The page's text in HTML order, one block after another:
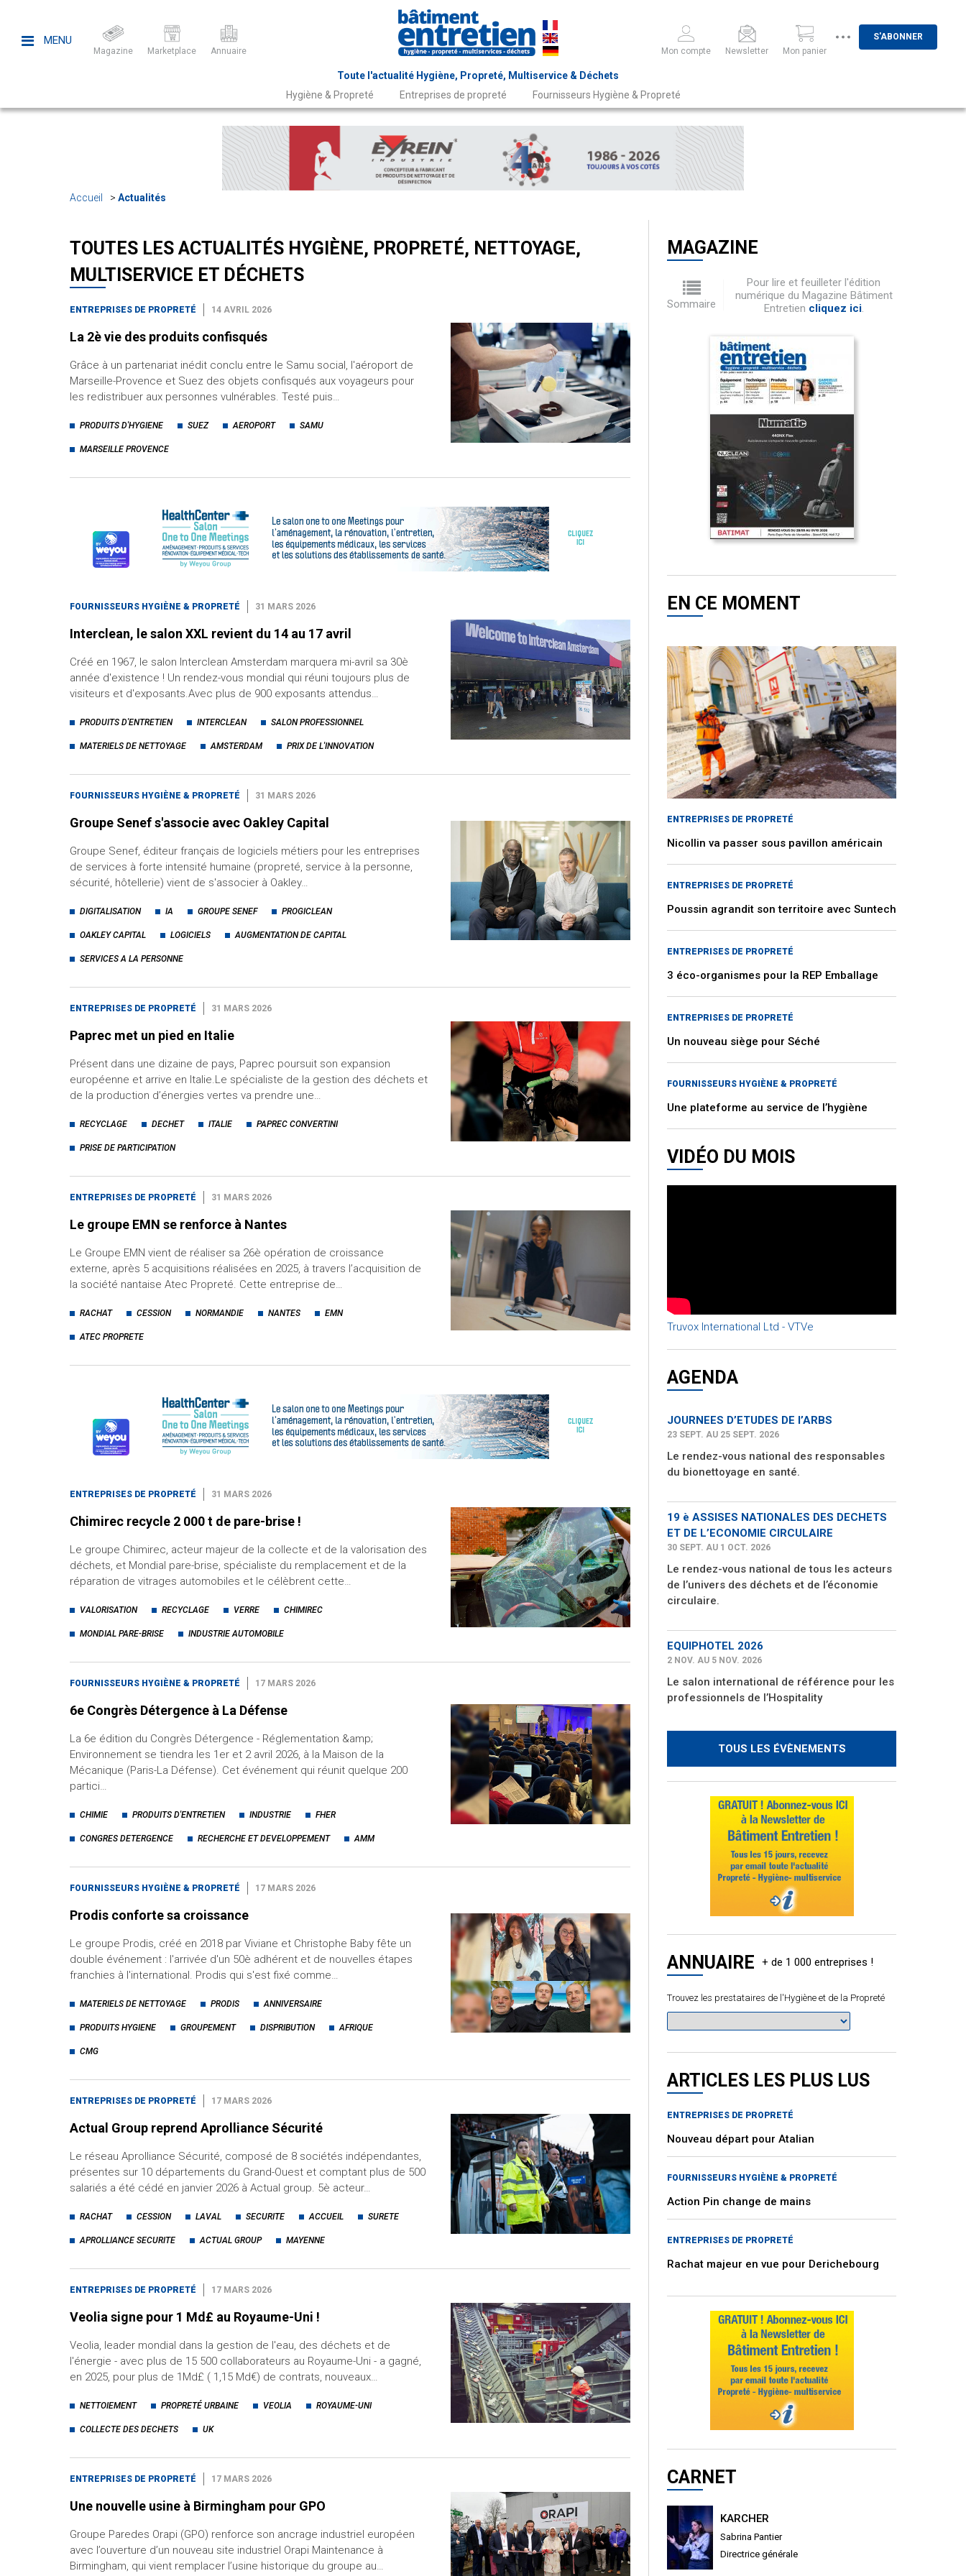
MENU
Magazine Marketplace Annuaire
Toute l'actualité Hygiène, Propreté, Multiservice & Déchets
Mon compte Newsletter Mon panier
S'ABONNER
Hygiène & Propreté Entreprises de propreté Fournisseurs Hygiène & Propreté
Accueil Actualités
TOUTES LES ACTUALITÉS HYGIÈNE, PROPRETÉ, NETTOYAGE,
MULTISERVICE ET DÉCHETS
ENTREPRISES DE PROPRETÉ 14 AVRIL 2026
La 2è vie des produits confisqués
Grâce à un partenariat inédit conclu entre le Samu social, l'aéroport de
Marseille-Provence et Suez des objets confisqués aux voyageurs pour
les redistribuer aux personnes vulnérables. Testé puis…
PRODUITS D'HYGIENE SUEZ AEROPORT SAMU
MARSEILLE PROVENCE
FOURNISSEURS HYGIÈNE & PROPRETÉ 31 MARS 2026
Interclean, le salon XXL revient du 14 au 17 avril
Créé en 1967, le salon Interclean Amsterdam marquera mi-avril sa 30è
année d'existence ! Un rendez-vous mondial qui réuni toujours plus de
visiteurs et d'exposants.Avec plus de 900 exposants attendus…
PRODUITS D'ENTRETIEN INTERCLEAN SALON PROFESSIONNEL
MATERIELS DE NETTOYAGE AMSTERDAM PRIX DE L'INNOVATION
FOURNISSEURS HYGIÈNE & PROPRETÉ 31 MARS 2026
Groupe Senef s'associe avec Oakley Capital
Groupe Senef, éditeur français de logiciels métiers pour les entreprises
de services à forte intensité humaine (propreté, service à la personne,
sécurité, hôtellerie) vient de s'associer à Oakley…
DIGITALISATION IA GROUPE SENEF PROGICLEAN
OAKLEY CAPITAL LOGICIELS AUGMENTATION DE CAPITAL
SERVICES A LA PERSONNE
ENTREPRISES DE PROPRETÉ 31 MARS 2026
Paprec met un pied en Italie
Présent dans une dizaine de pays, Paprec poursuit son expansion
européenne et arrive en Italie.Le spécialiste de la gestion des déchets et
de la production d’énergies vertes va prendre une…
RECYCLAGE DECHET ITALIE PAPREC CONVERTINI
PRISE DE PARTICIPATION
ENTREPRISES DE PROPRETÉ 31 MARS 2026
Le groupe EMN se renforce à Nantes
Le Groupe EMN vient de réaliser sa 26è opération de croissance
externe, après 5 acquisitions réalisées en 2025, à travers l’acquisition de
la société nantaise Atec Propreté. Cette entreprise de…
RACHAT CESSION NORMANDIE NANTES EMN
ATEC PROPRETE
ENTREPRISES DE PROPRETÉ 31 MARS 2026
Chimirec recycle 2 000 t de pare-brise !
Le groupe Chimirec, acteur majeur de la collecte et de la valorisation des
déchets, et Mondial pare-brise, spécialiste du remplacement et de la
réparation de vitrages automobiles et le célèbrent cette…
VALORISATION RECYCLAGE VERRE CHIMIREC
MONDIAL PARE-BRISE INDUSTRIE AUTOMOBILE
FOURNISSEURS HYGIÈNE & PROPRETÉ 17 MARS 2026
6e Congrès Détergence à La Défense
La 6e édition du Congrès Détergence - Réglementation &amp;
Environnement se tiendra les 1er et 2 avril 2026, à la Maison de la
Mécanique (Paris-La Défense). Cet événement qui réunit quelque 200
partici…
CHIMIE PRODUITS D'ENTRETIEN INDUSTRIE FHER
CONGRES DETERGENCE RECHERCHE ET DEVELOPPEMENT AMM
FOURNISSEURS HYGIÈNE & PROPRETÉ 17 MARS 2026
Prodis conforte sa croissance
Le groupe Prodis, créé en 2018 par Viviane et Christophe Baby fête un
double événement : l'arrivée d'un 50è adhérent et de nouvelles étapes
franchies à l'international. Prodis qui s'est fixé comme…
MATERIELS DE NETTOYAGE PRODIS ANNIVERSAIRE
PRODUITS HYGIENE GROUPEMENT DISPRIBUTION AFRIQUE
CMG
ENTREPRISES DE PROPRETÉ 17 MARS 2026
Actual Group reprend Aprolliance Sécurité
Le réseau Aprolliance Sécurité, composé de 8 sociétés indépendantes,
présentes sur 10 départements du Grand-Ouest et comptant plus de 500
salariés a été cédé en janvier 2026 à Actual group. 5è acteur…
RACHAT CESSION LAVAL SECURITE ACCUEIL SURETE
APROLLIANCE SECURITE ACTUAL GROUP MAYENNE
ENTREPRISES DE PROPRETÉ 17 MARS 2026
Veolia signe pour 1 Md£ au Royaume-Uni !
Veolia, leader mondial dans la gestion de l'eau, des déchets et de
l'énergie - avec plus de 15 500 collaborateurs au Royaume-Uni - a gagné,
en 2025, pour plus de 1Md£ ( 1,15 Md€) de contrats, nouveaux…
NETTOIEMENT PROPRETÉ URBAINE VEOLIA ROYAUME-UNI
COLLECTE DES DECHETS UK
ENTREPRISES DE PROPRETÉ 17 MARS 2026
Une nouvelle usine à Birmingham pour GPO
Groupe Paredes Orapi (GPO) renforce son ancrage industriel européen
avec l’ouverture d’un nouveau site industriel Orapi Maintenance à
Birmingham, qui vient remplacer l’usine historique du groupe au…
MAGAZINE
Sommaire
Pour lire et feuilleter l'édition
numérique du Magazine Bâtiment
Entretien cliquez ici.
EN CE MOMENT
ENTREPRISES DE PROPRETÉ
Nicollin va passer sous pavillon américain
ENTREPRISES DE PROPRETÉ
Poussin agrandit son territoire avec Suntech
ENTREPRISES DE PROPRETÉ
3 éco-organismes pour la REP Emballage
ENTREPRISES DE PROPRETÉ
Un nouveau siège pour Séché
FOURNISSEURS HYGIÈNE & PROPRETÉ
Une plateforme au service de l’hygiène
VIDÉO DU MOIS
Truvox International Ltd - VTVe
AGENDA
JOURNEES D’ETUDES DE l’ARBS
23 SEPT. AU 25 SEPT. 2026
Le rendez-vous national des responsables
du bionettoyage en santé.
19 è ASSISES NATIONALES DES DECHETS
ET DE L’ECONOMIE CIRCULAIRE
30 SEPT. AU 1 OCT. 2026
Le rendez-vous national de tous les acteurs
de l’univers des déchets et de l’économie
circulaire.
EQUIPHOTEL 2026
2 NOV. AU 5 NOV. 2026
Le salon international de référence pour les
professionnels de l’Hospitality
TOUS LES ÉVÈNEMENTS
ANNUAIRE
Trouvez les prestataires de l'Hygiène et de la Propreté
ARTICLES LES PLUS LUS
ENTREPRISES DE PROPRETÉ
Nouveau départ pour Atalian
FOURNISSEURS HYGIÈNE & PROPRETÉ
Action Pin change de mains
ENTREPRISES DE PROPRETÉ
Rachat majeur en vue pour Derichebourg
CARNET
KARCHER
Sabrina Pantier
Directrice générale